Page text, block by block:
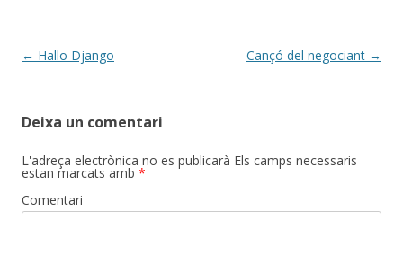
Post
← Hallo Django Cançó del negociant →
Deixa un comentari
L'adreça electrònica no es publicarà Els camps necessaris
estan marcats amb *
Comentari